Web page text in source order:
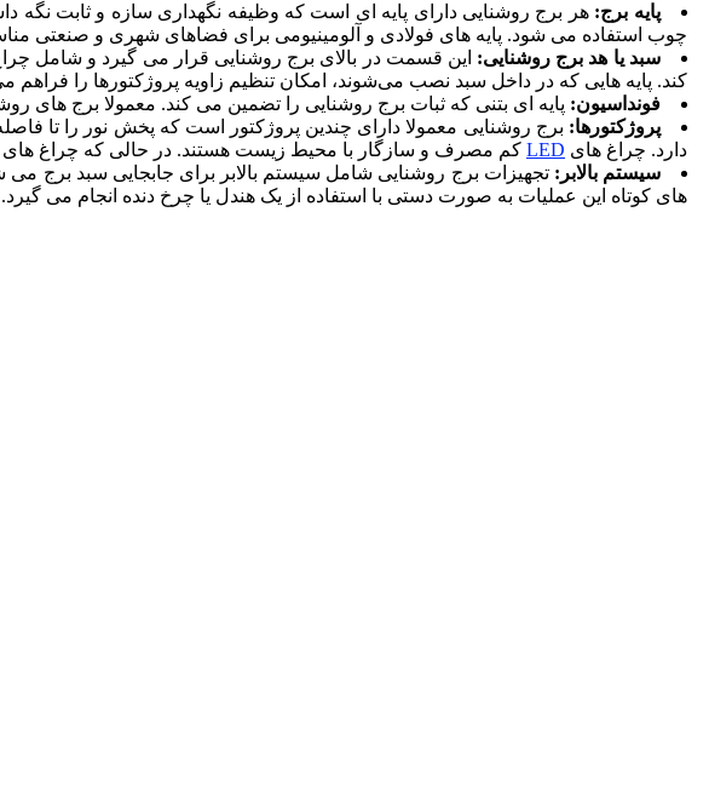
پایه برج: هر برج روشنایی دارای پایه ای است که وظیفه نگهداری سازه و ثابت نگه
چوب استفاده می شود. پایه های فولادی و آلومینیومی برای فضاهای شهری و صنعتی
سبد یا هد برج روشنایی: این قسمت در بالای برج روشنایی قرار می گیرد و شامل
کند. پایه هایی که در داخل سبد نصب می‌شوند، امکان تنظیم زاویه پروژکتورها را
فونداسیون: پایه ای بتنی که ثبات برج روشنایی را تضمین می کند. معمولا برج های
پروژکتورها: برج روشنایی معمولا دارای چندین پروژکتور است که پخش نور را تا
دارد. چراغ های LED کم مصرف و سازگار با محیط زیست هستند. در حالی که چراغ های
سیستم بالابر: تجهیزات برج روشنایی شامل سیستم بالابر برای جابجایی سبد برج
های کوتاه این عملیات به صورت دستی با استفاده از یک هندل یا چرخ دنده انجام می گیرد.